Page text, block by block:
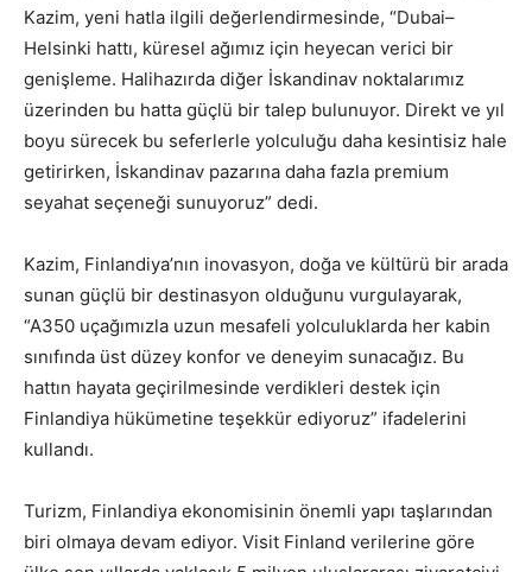
Kazim, yeni hatla ilgili değerlendirmesinde, “Dubai–
Helsinki hattı, küresel ağımız için heyecan verici bir
genişleme. Halihazırda diğer İskandinav noktalarımız
üzerinden bu hatta güçlü bir talep bulunuyor. Direkt ve yıl
boyu sürecek bu seferlerle yolculuğu daha kesintisiz hale
getirirken, İskandinav pazarına daha fazla premium
seyahat seçeneği sunuyoruz” dedi.
Kazim, Finlandiya’nın inovasyon, doğa ve kültürü bir arada
sunan güçlü bir destinasyon olduğunu vurgulayarak,
“A350 uçağımızla uzun mesafeli yolculuklarda her kabin
sınıfında üst düzey konfor ve deneyim sunacağız. Bu
hattın hayata geçirilmesinde verdikleri destek için
Finlandiya hükümetine teşekkür ediyoruz” ifadelerini
kullandı.
Turizm, Finlandiya ekonomisinin önemli yapı taşlarından
biri olmaya devam ediyor. Visit Finland verilerine göre